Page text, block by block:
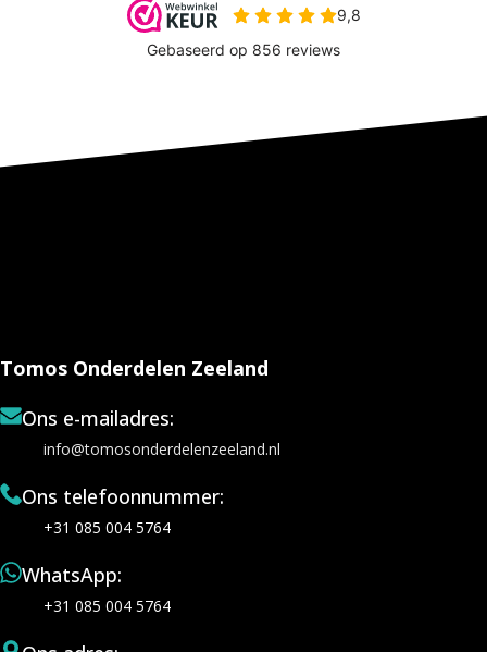
Tomos Onderdelen Zeeland
Ons e-mailadres:
info@tomosonderdelenzeeland.nl
Ons telefoonnummer:
+31 085 004 5764
WhatsApp:
+31 085 004 5764